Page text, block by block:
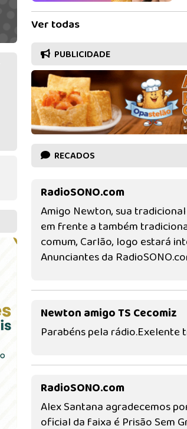
Ver todas
PUBLICIDADE
RECADOS
RadioSONO.com
Amigo Newton, sua
em frente a também
comum, Carlão, logo estará
Anunciantes da
Newton amigo TS Cecomiz
Parabéns pela
RadioSONO.com
Alex Santana agradecemos
oficial da faixa é Prisão Sem